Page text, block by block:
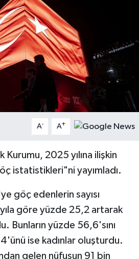
A- A+
2025 yılına ilişkin
istatistikleri"ni yayımladı.
göç edenlerin sayısı
göre yüzde 25,2 artarak
Bunların yüzde 56,6'sını
ise kadınlar oluşturdu.
gelen nüfusun 91 bin
Hayatı
TV